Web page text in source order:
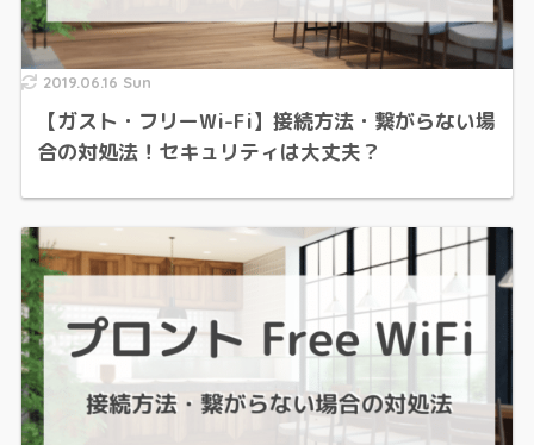
2019.06.16 Sun
【ガスト・フリーWi-Fi】接続方法・繋がらない場
合の対処法！セキュリティは大丈夫？